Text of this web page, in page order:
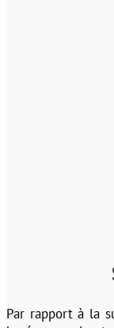
Par rapport à la